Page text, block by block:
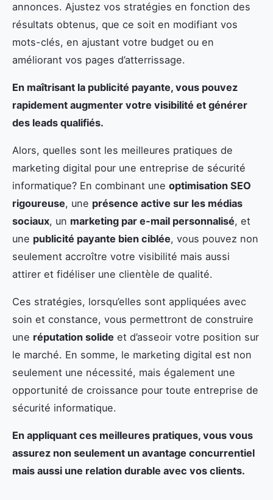
annonces. Ajustez vos stratégies en fonction des
résultats obtenus, que ce soit en modifiant vos
mots-clés, en ajustant votre budget ou en
améliorant vos pages d’atterrissage.
En maîtrisant la publicité payante, vous pouvez
rapidement augmenter votre visibilité et générer
des leads qualifiés.
Alors, quelles sont les meilleures pratiques de
marketing digital pour une entreprise de sécurité
informatique? En combinant une optimisation SEO
rigoureuse, une présence active sur les médias
sociaux, un marketing par e-mail personnalisé, et
une publicité payante bien ciblée, vous pouvez non
seulement accroître votre visibilité mais aussi
attirer et fidéliser une clientèle de qualité.
Ces stratégies, lorsqu’elles sont appliquées avec
soin et constance, vous permettront de construire
une réputation solide et d’asseoir votre position sur
le marché. En somme, le marketing digital est non
seulement une nécessité, mais également une
opportunité de croissance pour toute entreprise de
sécurité informatique.
En appliquant ces meilleures pratiques, vous vous
assurez non seulement un avantage concurrentiel
mais aussi une relation durable avec vos clients.